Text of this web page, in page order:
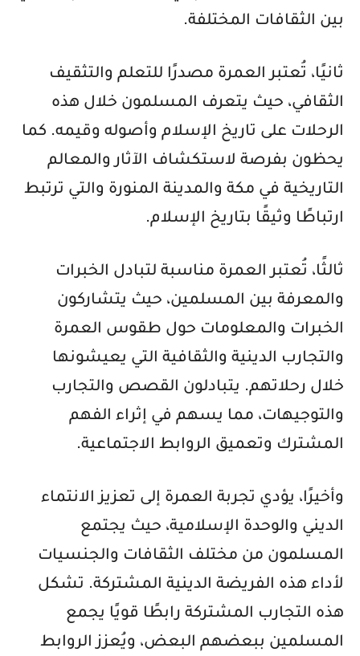
بين الثقافات المختلفة.
ثانيًا، تُعتبر العمرة مصدرًا للتعلم والتثقيف
الثقافي، حيث يتعرف المسلمون خلال هذه
الرحلات على تاريخ الإسلام وأصوله وقيمه. كما
يحظون بفرصة لاستكشاف الآثار والمعالم
التاريخية في مكة والمدينة المنورة والتي ترتبط
ارتباطًا وثيقًا بتاريخ الإسلام.
ثالثًا، تُعتبر العمرة مناسبة لتبادل الخبرات
والمعرفة بين المسلمين، حيث يتشاركون
الخبرات والمعلومات حول طقوس العمرة
والتجارب الدينية والثقافية التي يعيشونها
خلال رحلاتهم. يتبادلون القصص والتجارب
والتوجيهات، مما يسهم في إثراء الفهم
المشترك وتعميق الروابط الاجتماعية.
وأخيرًا، يؤدي تجربة العمرة إلى تعزيز الانتماء
الديني والوحدة الإسلامية، حيث يجتمع
المسلمون من مختلف الثقافات والجنسيات
لأداء هذه الفريضة الدينية المشتركة. تشكل
هذه التجارب المشتركة رابطًا قويًا يجمع
المسلمين ببعضهم البعض، ويُعزز الروابط